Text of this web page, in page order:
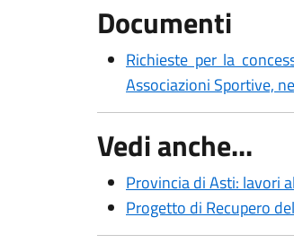
Documenti
Richieste per la
Associazioni Sportive,
Vedi anche...
Provincia di Asti: lavori
Progetto di Recupero